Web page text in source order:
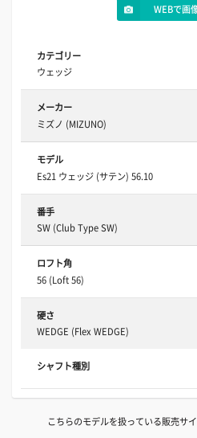
WEBで画
カテゴリー
ウェッジ
メーカー
ミズノ (MIZUNO)
モデル
Es21 ウェッジ (サテン) 56.10
番手
SW (Club Type SW)
ロフト角
56 (Loft 56)
硬さ
WEDGE (Flex WEDGE)
シャフト種別
こちらのモデルを扱っている販売サ